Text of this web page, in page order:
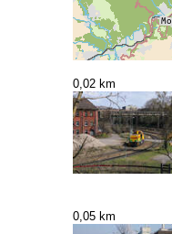
0,02 km
0,05 km